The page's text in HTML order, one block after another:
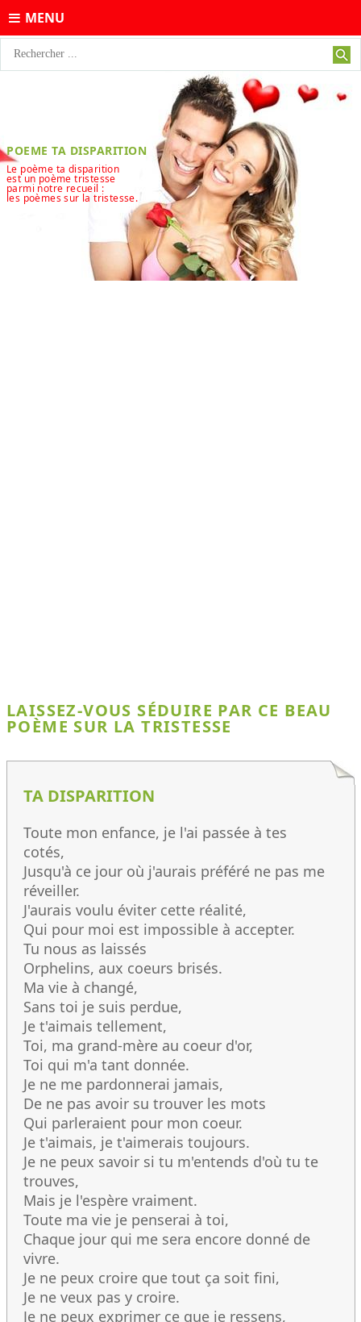
MENU
POEME TA DISPARITION
Le poème ta disparition
est un poème tristesse
parmi notre recueil :
les poèmes sur la tristesse.
LAISSEZ-VOUS SÉDUIRE PAR CE BEAU
POÈME SUR LA TRISTESSE
TA DISPARITION
Toute mon enfance, je l'ai passée à tes
cotés,
Jusqu'à ce jour où j'aurais préféré ne pas me
réveiller.
J'aurais voulu éviter cette réalité,
Qui pour moi est impossible à accepter.
Tu nous as laissés
Orphelins, aux coeurs brisés.
Ma vie à changé,
Sans toi je suis perdue,
Je t'aimais tellement,
Toi, ma grand-mère au coeur d'or,
Toi qui m'a tant donnée.
Je ne me pardonnerai jamais,
De ne pas avoir su trouver les mots
Qui parleraient pour mon coeur.
Je t'aimais, je t'aimerais toujours.
Je ne peux savoir si tu m'entends d'où tu te
trouves,
Mais je l'espère vraiment.
Toute ma vie je penserai à toi,
Chaque jour qui me sera encore donné de
vivre.
Je ne peux croire que tout ça soit fini,
Je ne veux pas y croire.
Je ne peux exprimer ce que je ressens,